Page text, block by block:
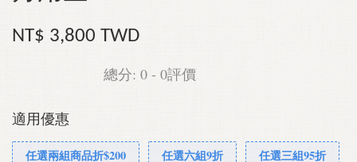
NT$ 3,800 TWD
總分: 0 - 0評價
適用優惠
任選兩組商品折$200 任選六組9折 任選三組95折